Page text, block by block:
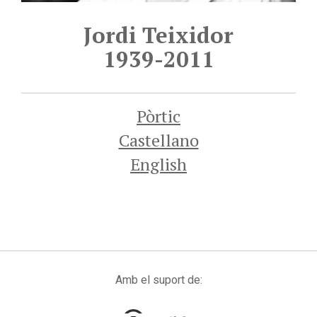
Jordi Teixidor
1939-2011
Pòrtic
Castellano
English
Amb el suport de: